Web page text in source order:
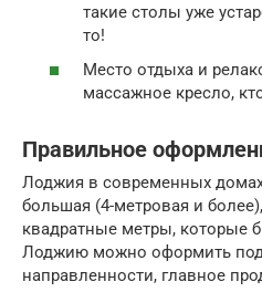
такие столы уже
то!
Место отдыха и
массажное кресло,
Правильное
Лоджия в современных
большая (4-метровая и
квадратные метры, которые
Лоджию можно оформить
направленности, главное